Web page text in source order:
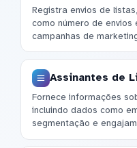
Registra envios de
como número de
campanhas de
Assinantes de
Fornece informações
incluindo dados como
segmentação e